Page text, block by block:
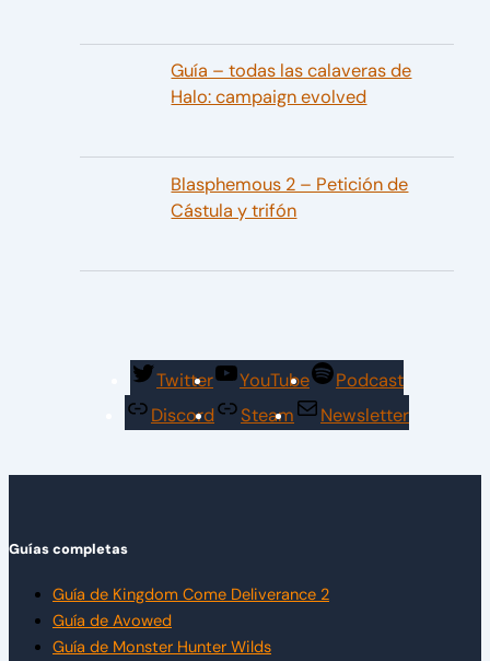
Guía – todas las calaveras de
Halo: campaign evolved
Blasphemous 2 – Petición de
Cástula y trifón
Twitter YouTube
Podcast
Discord
Steam Newsletter
Guías completas
Guía de Kingdom Come Deliverance 2
Guía de Avowed
Guía de Monster Hunter Wilds